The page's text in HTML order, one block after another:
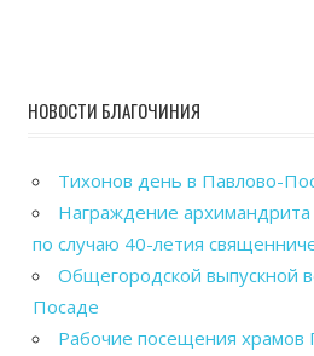
НОВОСТИ БЛАГОЧИНИЯ
Тихонов день в Павлово-
Награждение
по случаю 40-летия
Общегородской выпускной
Посаде
Рабочие посещения храмов